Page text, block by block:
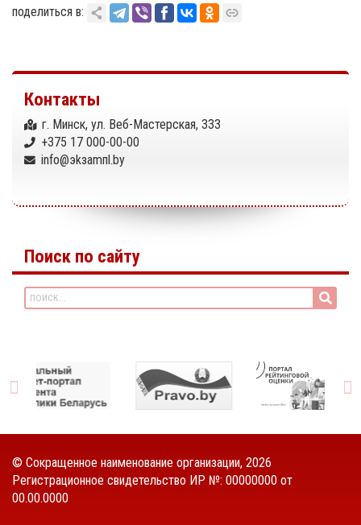
поделиться в:
Контакты
г. Минск, ул. Веб-Мастерская, 333
+375 17 000-00-00
info@эkзamпl.by
Поиск по сайту
© Сокращенное наименование организации, 2026
Регистрационное свидетельство ИР №: 00000000 от
00.00.0000